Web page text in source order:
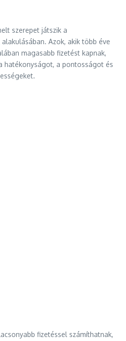
szerepet játszik a
Azok, akik több éve
magasabb fizetést kapnak,
hatékonyságot, a pontosságot és
fizetéssel számíthatnak,